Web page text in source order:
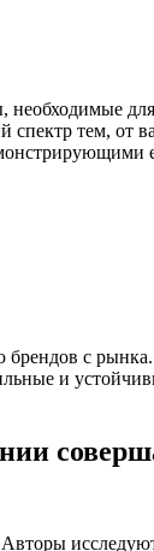
необходимые
тем, от
с
и